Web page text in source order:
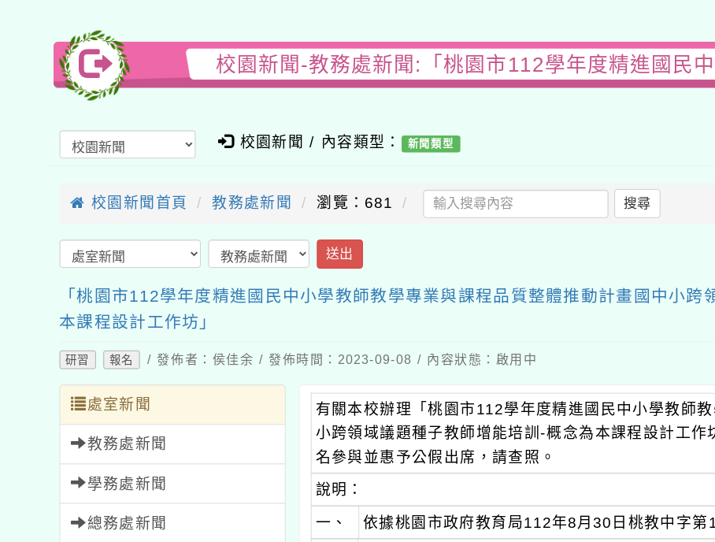
校園新聞-教務處新聞:「桃園市112學年度精進國民
校園新聞 / 內容類型： 新聞類型
校園新聞首頁 教務處新聞 瀏覽：681 搜尋
送出
「桃園市112學年度精進國民中小學教師教學專業與課程品質整體推動計畫國中小跨
本課程設計工作坊」
研習 報名 / 發佈者：侯佳余 / 發佈時間：2023-09-08 / 內容狀態：啟用中
處室新聞
教務處新聞
學務處新聞
總務處新聞
有關本校辦理「桃園市112學年度精進國民中小學教師
小跨領域議題種子教師增能培訓-概念為本課程設計工作
名參與並惠予公假出席，請查照。
說明：
一、 依據桃園市政府教育局112年8月30日桃教中字第